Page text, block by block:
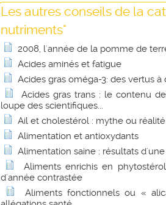
Les autres conseils de la
nutriments"
2008, l'année de la pomme de
Acides aminés et fatigue
Acides gras oméga-3: des vertus à
Acides gras trans : le contenu
loupe des scientifiques...
Ail et cholestérol : mythe ou réalité
Alimentation et antioxydants
Alimentation saine : résultats
Aliments enrichis en
d'année contrastée
Aliments fonctionnels ou «